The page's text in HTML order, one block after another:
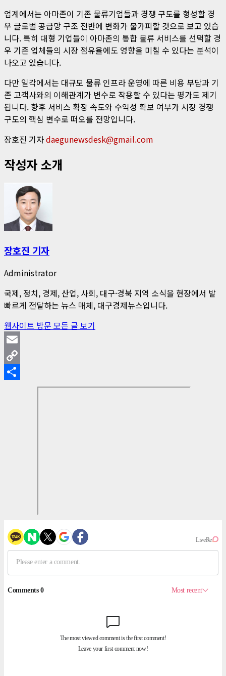
업계에서는 아마존이 기존 물류기업들과 경쟁 구도를 형성할 경
우 글로벌 공급망 구조 전반에 변화가 불가피할 것으로 보고 있습
니다. 특히 대형 기업들이 아마존의 통합 물류 서비스를 선택할 경
우 기존 업체들의 시장 점유율에도 영향을 미칠 수 있다는 분석이
나오고 있습니다.
다만 일각에서는 대규모 물류 인프라 운영에 따른 비용 부담과 기
존 고객사와의 이해관계가 변수로 작용할 수 있다는 평가도 제기
됩니다. 향후 서비스 확장 속도와 수익성 확보 여부가 시장 경쟁
구도의 핵심 변수로 떠오를 전망입니다.
장호진 기자daegunewsdesk@gmail.com
작성자 소개
장호진 기자
Administrator
국제, 정치, 경제, 산업, 사회, 대구·경북 지역 소식을 현장에서 발
빠르게 전달하는 뉴스 매체, 대구경제뉴스입니다.
웹사이트 방문 모든 글 보기
Email
Copy